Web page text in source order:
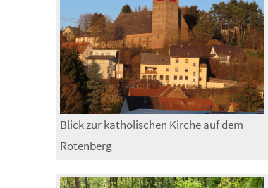
Blick zur katholischen Kirche auf dem
Rotenberg